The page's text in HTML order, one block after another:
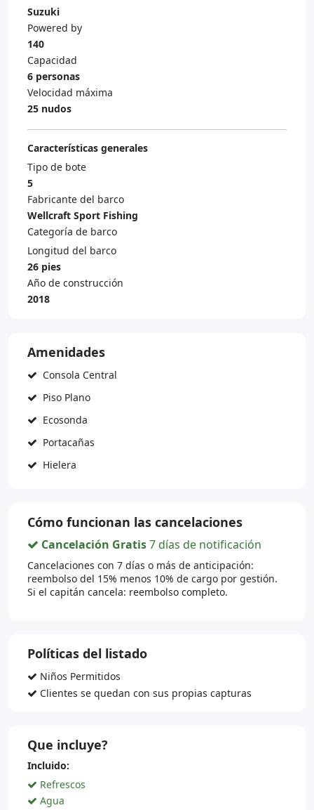
Suzuki
Powered by
140
Capacidad
6 personas
Velocidad máxima
25 nudos
Características generales
Tipo de bote
5
Fabricante del barco
Wellcraft Sport Fishing
Categoría de barco
Longitud del barco
26 pies
Año de construcción
2018
Amenidades
Consola Central
Piso Plano
Ecosonda
Portacañas
Hielera
Cómo funcionan las cancelaciones
Cancelación Gratis7 días de notificación
Cancelaciones con 7 días o más de anticipación:
reembolso del 15% menos 10% de cargo por gestión.
Si el capitán cancela: reembolso completo.
Políticas del listado
Niños Permitidos
Clientes se quedan con sus propias capturas
Que incluye?
Incluido:
Refrescos
Agua